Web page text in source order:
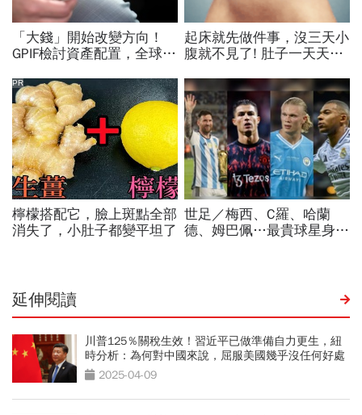
延伸閱讀
川普125％關稅生效！習近平已做準備自力更生，紐
時分析：為何對中國來說，屈服美國幾乎沒任何好處
2025-04-09